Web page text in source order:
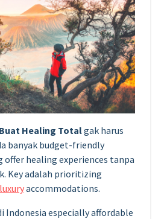
Healing Totalgak harus
banyak budget-friendly
offer healing experiences tanpa
Key adalah prioritizing
luxuryaccommodations.
Indonesia especially affordable